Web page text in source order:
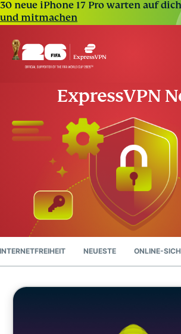
30 neue iPhone 17 Pro warten auf
und mitmachen
ExpressVPN
NEUESTE ONLINE-
Cybersicherheit